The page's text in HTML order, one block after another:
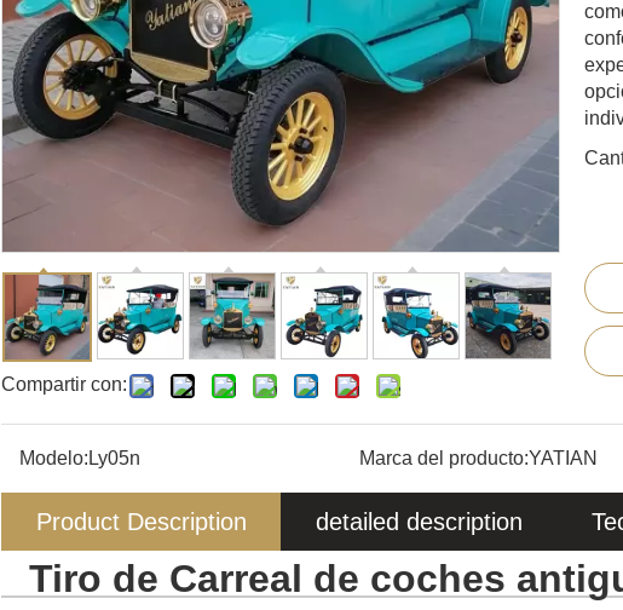
Compartir con:
Modelo: Ly05n Marca del producto:YATIAN
Product Description detailed description
Tiro de Carreal de coches